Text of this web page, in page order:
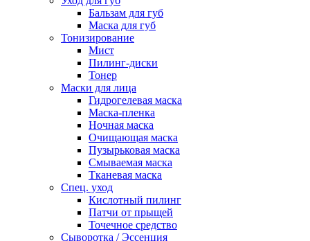
Бальзам для губ
Маска для губ
Тонизирование
Мист
Пилинг-диски
Тонер
Маски для лица
Гидрогелевая маска
Маска-пленка
Ночная маска
Очищающая маска
Пузырьковая маска
Смываемая маска
Тканевая маска
Спец. уход
Кислотный пилинг
Патчи от прыщей
Точечное средство
Сыворотка / Эссенция